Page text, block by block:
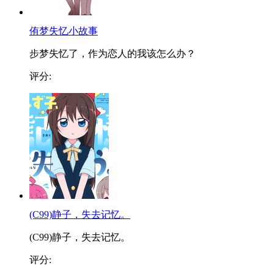
侑梦失忆小故事
步梦失忆了，作为恋人的我该怎么办？
评分:
(C99)静子，失去记忆。
(C99)静子，失去记忆。
评分: